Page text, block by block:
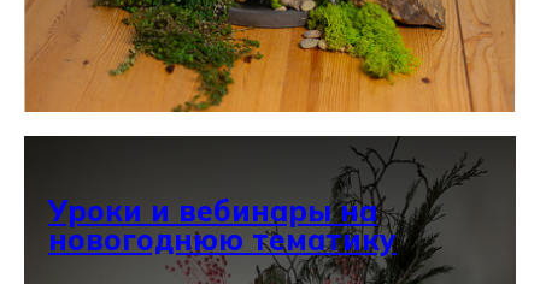
Уроки и вебинары на
новогоднюю тематику